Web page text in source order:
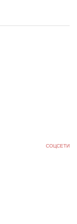
СОЦСЕТИ